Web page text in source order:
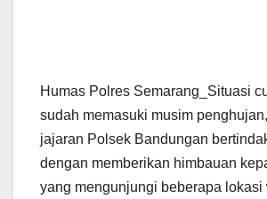
Humas Polres Semarang_Situasi
sudah memasuki musim
jajaran Polsek Bandungan
dengan memberikan himbauan
yang mengunjungi beberapa lokasi